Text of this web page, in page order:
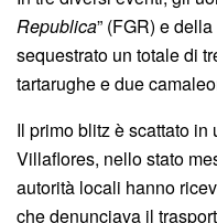
Republica” (FGR) e della
sequestrato un totale di
tartarughe e due
Il primo blitz è scattato
Villaflores, nello stato
autorità locali hanno
che denunciava il